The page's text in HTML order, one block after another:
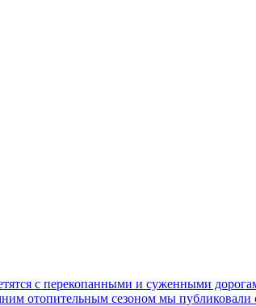
с перекопанными и суженными
отопительным сезоном мы публиковали